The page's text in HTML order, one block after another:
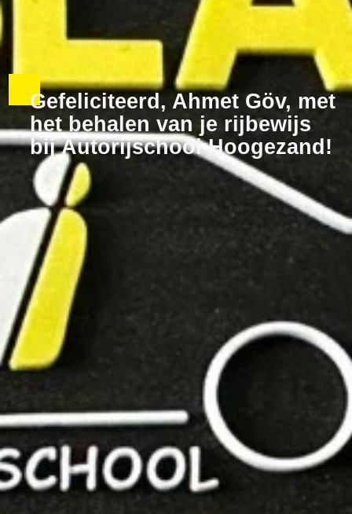
Gefeliciteerd, Ahmet Göv, met
het behalen van je rijbewijs
bij Autorijschool Hoogezand!